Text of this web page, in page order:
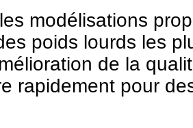
modélisations
poids lourds les
de la
rapidement pour